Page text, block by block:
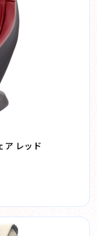
ア レッド